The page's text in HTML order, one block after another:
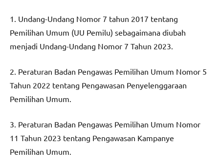
1. Undang-Undang Nomor 7 tahun 2017 tentang
Pemilihan Umum (UU Pemilu) sebagaimana diubah
menjadi Undang-Undang Nomor 7 Tahun 2023.
2. Peraturan Badan Pengawas Pemilihan Umum Nomor 5
Tahun 2022 tentang Pengawasan Penyelenggaraan
Pemilihan Umum.
3. Peraturan Badan Pengawas Pemilihan Umum Nomor
11 Tahun 2023 tentang Pengawasan Kampanye
Pemilihan Umum.